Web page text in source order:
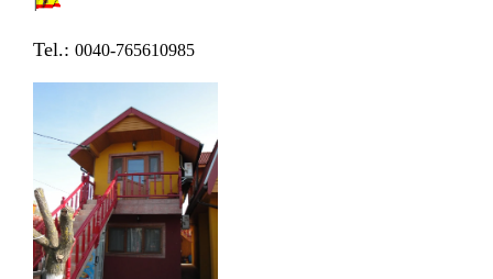
Tel.: 0040-765610985